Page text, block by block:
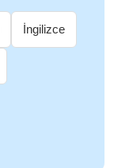
İngilizce